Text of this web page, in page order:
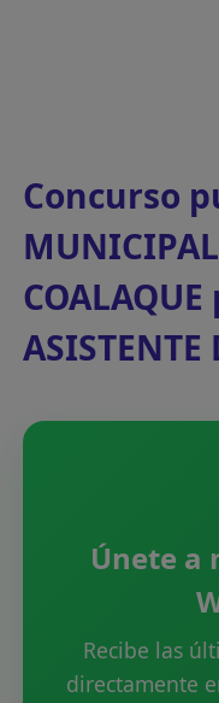
Concurso
ASISTENTE
Únete a
Recibe las
directamente